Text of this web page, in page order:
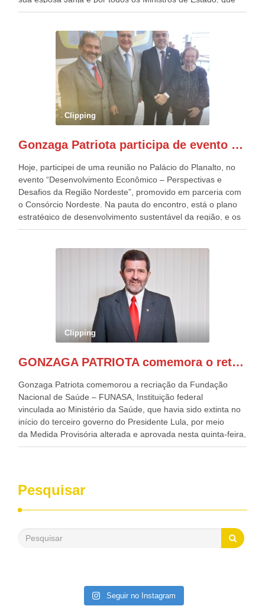
estavam presentes, nos Desfiles da Independência da
outros desfiles, na Esplanada dos Ministérios, disse ter sido
o deste ano, o maior e o mais organizado de todos. “Há
quatro décadas, como Patriota até no nome, participo
anualmente dos desfiles de Sete de Setembro, na
Esplanada dos Ministérios, em Brasília. Este ano, o governo
preparou espaços com cadeiras e coberturas, para 30.000
pessoas, só que o número de Patriotas Brasileiros
Independentes, dobrou na Esplanada. Eu, Lula e os
Patriota.
Clipping
Gonzaga Patriota participa de evento em prol do desenvolvimento do Nordeste
Hoje, participei de uma reunião no Palácio do Planalto, no
evento “Desenvolvimento Econômico – Perspectivas e
Desafios da Região Nordeste”, promovido em parceria com
o Consórcio Nordeste. Na pauta do encontro, está o plano
estratégico de desenvolvimento sustentável da região, e os
desafios para a elaboração de políticas públicas, que
evento contou com a presença do Vice-presidente Geraldo
Alckmin, que também ocupa o Ministério do
Desenvolvimento, Indústria, Comércio e Serviços, o ex
governador de Pernambuco, agora Presidente do Banco do
Nordeste, Paulo Câmara, o ex Deputado Federal, e
atualmente Superintendente da SUDENE, Danilo Cabral, da
Governadora de Pernambuco, Raquel Lyra, os ministros da
Casa Civil, Rui Costa, e da Integração e do Desenvolvimento
de todo Nordeste que também ajudam a fomentar o
Clipping
GONZAGA PATRIOTA comemora o retorno da FUNASA
Gonzaga Patriota comemorou a recriação da Fundação
Nacional de Saúde – FUNASA, Instituição federal
vinculada ao Ministério da Saúde, que havia sido extinta no
início do terceiro governo do Presidente Lula, por meio
da Medida Provisória alterada e aprovada nesta quinta-feira,
pelo Congresso Nacional. Gonzaga Patriota disse hoje em
desenvolvimento dos seus municípios e, somente o ano
passado, essa Fundação distribuiu mais de três bilhões de
reais, com suas maravilhosas ações, dentre alas, mais de
saneamento básico, em pequenas comunidades rurais.
Patriota disse ainda que, mesmo sem mandato,
Pesquisar
Seguir no Instagram